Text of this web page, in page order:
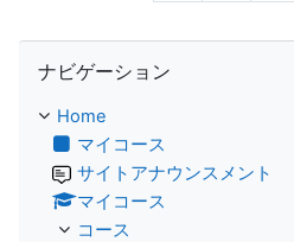
ナビゲーション
Home
マイコース
サイトアナウンスメント
マイコース
コース